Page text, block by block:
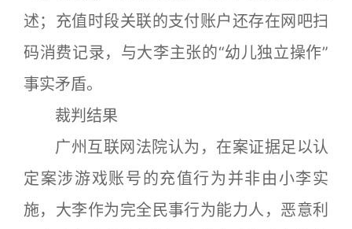
述；充值时段关联的支付账户还存在网吧扫
码消费记录，与大李主张的“幼儿独立操作”
事实矛盾。
裁判结果
广州互联网法院认为，在案证据足以认
定案涉游戏账号的充值行为并非由小李实
施，大李作为完全民事行为能力人，恶意利